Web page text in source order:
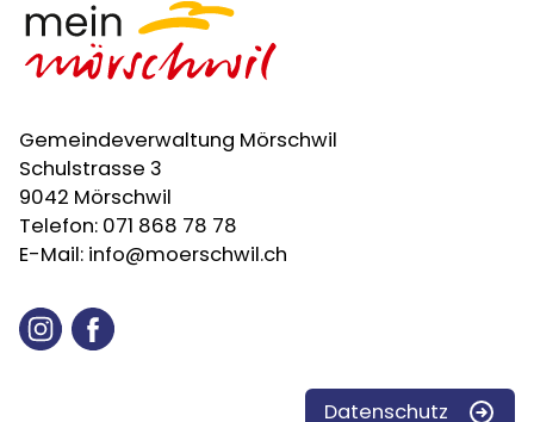
Gemeindeverwaltung Mörschwil
Schulstrasse 3
9042 Mörschwil
Telefon: 071 868 78 78
E-Mail: info@moerschwil.ch
InstagramFacebook
Datenschutz